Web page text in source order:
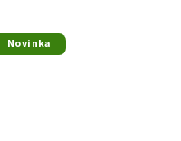
Novinka